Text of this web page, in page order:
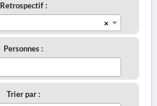
Retrospectif :
×
Personnes :
Trier par :